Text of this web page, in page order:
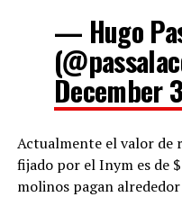
— Hugo
December
Actualmente el valor de
fijado por el Inym es de
molinos pagan